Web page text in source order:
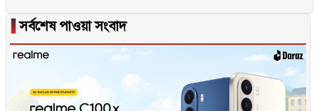
▐সর্বশেষ পাওয়া সংবাদ